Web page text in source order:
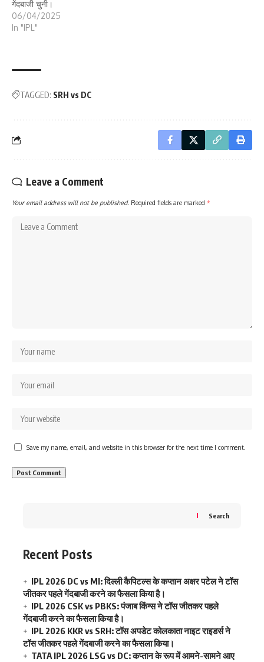
गेंदबाजी चुनी।
06/04/2025
In "IPL"
TAGGED: SRH vs DC
Leave a Comment
Your email address will not be published. Required fields are marked *
Save my name, email, and website in this browser for the next time I comment.
Search
Recent Posts
IPL 2026 DC vs MI: दिल्ली कैपिटल्स के कप्तान अक्षर पटेल ने टॉस
जीतकर पहले गेंदबाजी करने का फैसला किया है।
IPL 2026 CSK vs PBKS: पंजाब किंग्स ने टॉस जीतकर पहले
गेंदबाजी करने का फैसला किया है।
IPL 2026 KKR vs SRH: टॉस अपडेट कोलकाता नाइट राइडर्स ने
टॉस जीतकर पहले गेंदबाजी करने का फैसला किया।
TATA IPL 2026 LSG vs DC: कप्तान के रूप में आमने-सामने आए